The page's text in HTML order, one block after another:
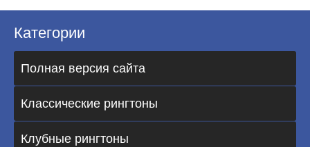
Категории
Полная версия сайта
Классические рингтоны
Клубные рингтоны